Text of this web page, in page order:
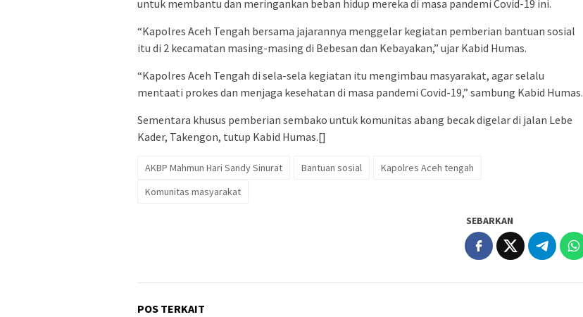
untuk membantu dan meringankan beban hidup mereka di masa pandemi Covid-19 ini.
“Kapolres Aceh Tengah bersama jajarannya menggelar kegiatan pemberian bantuan sosial
itu di 2 kecamatan masing-masing di Bebesan dan Kebayakan,” ujar Kabid Humas.
“Kapolres Aceh Tengah di sela-sela kegiatan itu mengimbau masyarakat, agar selalu
mentaati prokes dan menjaga kesehatan di masa pandemi Covid-19,” sambung Kabid Humas.
Sementara khusus pemberian sembako untuk komunitas abang becak digelar di jalan Lebe
Kader, Takengon, tutup Kabid Humas.[]
AKBP Mahmun Hari Sandy Sinurat Bantuan sosial
Kapolres Aceh tengah
Komunitas masyarakat
SEBARKAN
POS TERKAIT